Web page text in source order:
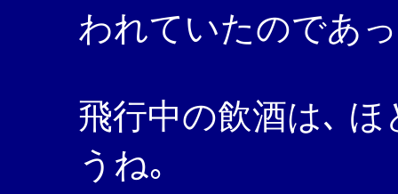
われていたのであ
飛行中の飲酒は､
うね｡